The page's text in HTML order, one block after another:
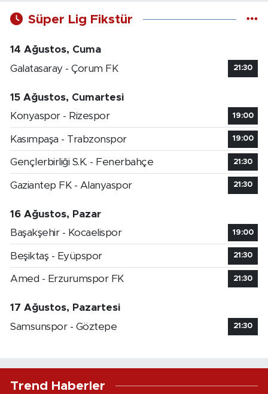
Süper Lig Fikstür
14 Ağustos, Cuma
Galatasaray - Çorum FK
21:30
15 Ağustos, Cumartesi
Konyaspor - Rizespor
19:00
Kasımpaşa - Trabzonspor 19:00
Gençlerbirliği S.K. - Fenerbahçe 21:30
Gaziantep FK - Alanyaspor 21:30
16 Ağustos, Pazar
Başakşehir - Kocaelispor
19:00
Beşiktaş - Eyüpspor 21:30
Amed - Erzurumspor FK 21:30
17 Ağustos, Pazartesi
Samsunspor - Göztepe
21:30
Trend Haberler